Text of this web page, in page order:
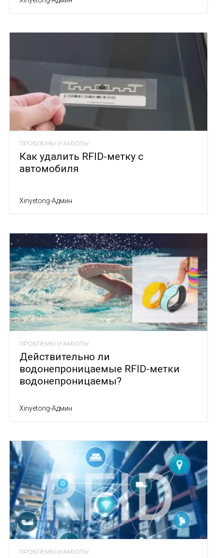
ПРОБЛЕМЫ И ЗАБОТЫ
Как удалить RFID-метку с
автомобиля
Xinyetong-Админ
ПРОБЛЕМЫ И ЗАБОТЫ
Действительно ли
водонепроницаемые RFID-метки
водонепроницаемы?
Xinyetong-Админ
ПРОБЛЕМЫ И ЗАБОТЫ